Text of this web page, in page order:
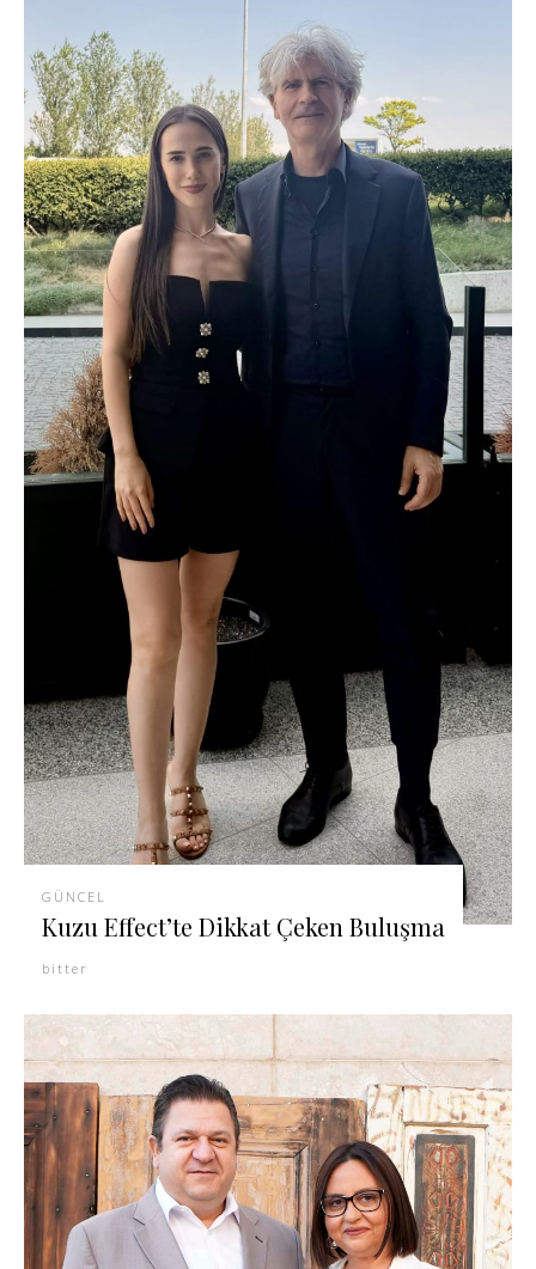
GÜNCEL
Kuzu Effect’te Dikkat Çeken Buluşma
bitter